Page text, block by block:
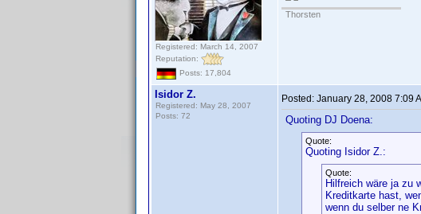
Registered: March 14, 2007
Reputation:
Posts: 17,804
Thorsten
Isidor Z.
Registered: May 28, 2007
Posts: 72
Posted: January 28, 2008 7:09
Quoting DJ Doena:
Quote:
Quoting Isidor Z.:
Quote:
Hilfreich wäre ja zu
Kreditkarte hast,
wenn du selber ne